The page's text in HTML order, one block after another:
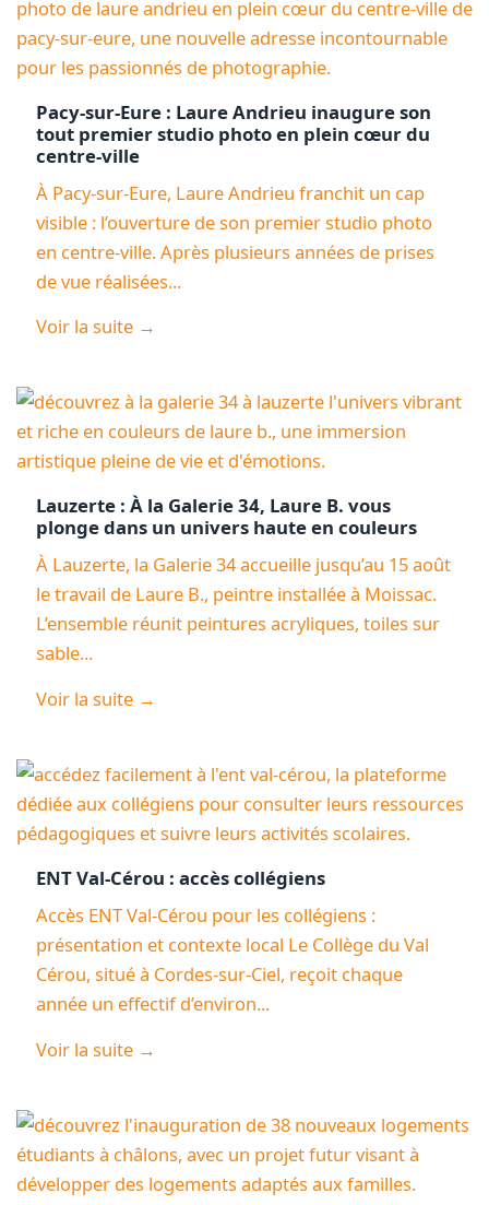
Pacy-sur-Eure : Laure Andrieu inaugure son
tout premier studio photo en plein cœur du
centre-ville
À Pacy-sur-Eure, Laure Andrieu franchit un cap
visible : l’ouverture de son premier studio photo
en centre-ville. Après plusieurs années de prises
de vue réalisées...
Voir la suite →
Lauzerte : À la Galerie 34, Laure B. vous
plonge dans un univers haute en couleurs
À Lauzerte, la Galerie 34 accueille jusqu’au 15 août
le travail de Laure B., peintre installée à Moissac.
L’ensemble réunit peintures acryliques, toiles sur
sable...
Voir la suite →
ENT Val-Cérou : accès collégiens
Accès ENT Val-Cérou pour les collégiens :
présentation et contexte local Le Collège du Val
Cérou, situé à Cordes-sur-Ciel, reçoit chaque
année un effectif d’environ...
Voir la suite →